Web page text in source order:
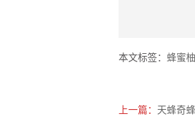
本文标签： 蜂蜜
上一篇： 天蜂奇